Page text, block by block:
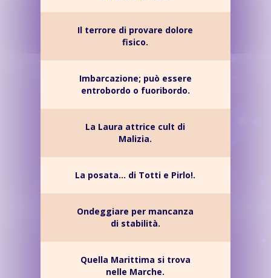
Il terrore di provare dolore
fisico.
Imbarcazione; può essere
entrobordo o fuoribordo.
La Laura attrice cult di
Malizia.
La posata... di Totti e Pirlo!.
Ondeggiare per mancanza
di stabilità.
Quella Marittima si trova
nelle Marche.